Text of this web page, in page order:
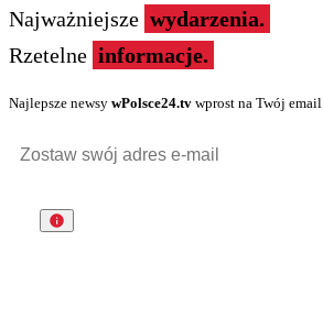
Najważniejsze wydarzenia.
Rzetelne informacje.
Najlepsze newsy wPolsce24.tv wprost na Twój email